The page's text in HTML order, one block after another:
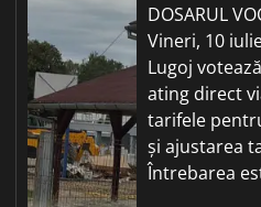
DOSARUL
Vineri, 10
Lugoj
ating direct
tarifele
și ajustarea
Întrebarea